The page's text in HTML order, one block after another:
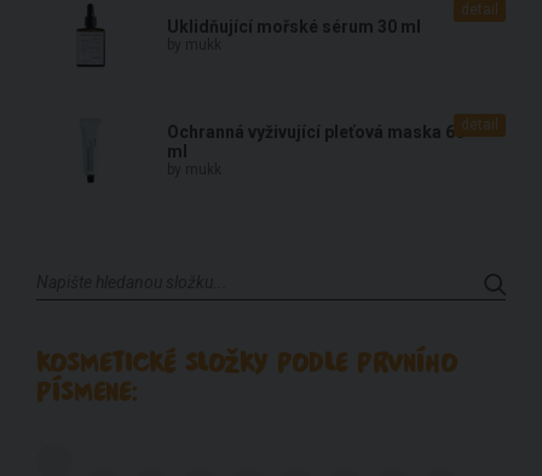
Uklidňující mořské sérum 30 ml
detail
Ochranná vyživující pleťová maska 60
ml
detail
KOSMETICKÉ SLOŽKY PODLE PRVNÍHO
PÍSMENE: